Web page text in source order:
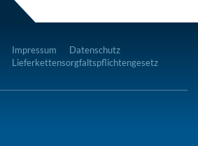
Impressum
Datenschutz
Lieferkettensorgfaltspflichtengesetz